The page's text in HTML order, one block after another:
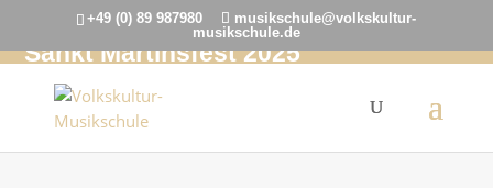
+49 (0) 89 987980
musikschule@volkskultur-
musikschule.de
Sankt Martinsfest 2025
Laternenumzug für Kinder & Familien